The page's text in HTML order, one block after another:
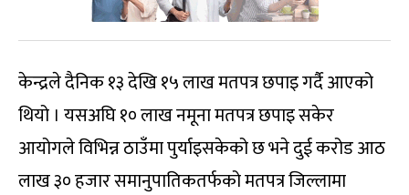
केन्द्रले दैनिक १३ देखि १५ लाख मतपत्र छपाइ गर्दै आएको
थियो । यसअघि १० लाख नमूना मतपत्र छपाइ सकेर
आयोगले विभिन्न ठाउँमा पुर्याइसकेको छ भने दुई करोड आठ
लाख ३० हजार समानुपातिकतर्फको मतपत्र जिल्लामा